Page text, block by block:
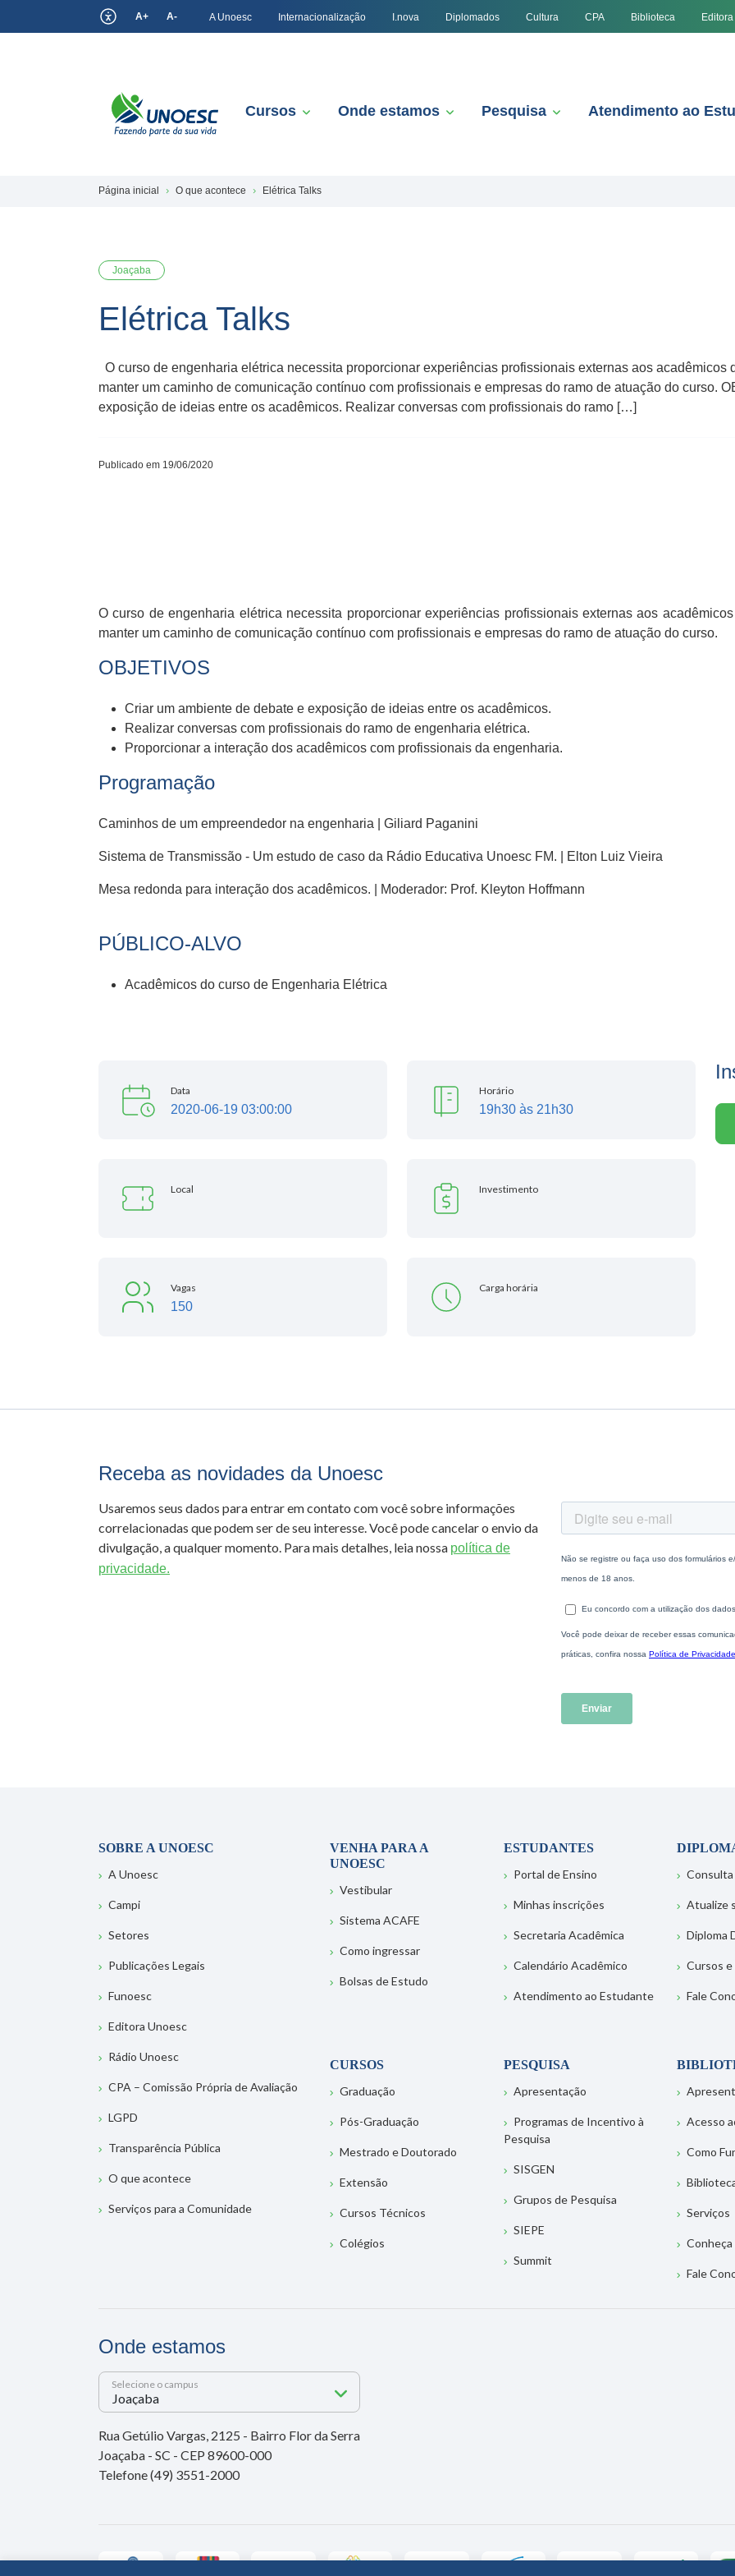
A+ A- A Unoesc Internacionalização I.nova Diplomados Cultura CPA Biblioteca Editora
Cursos Onde estamos Pesquisa Atendimento ao
Página inicial O que acontece Elétrica Talks
Joaçaba
Elétrica Talks
O curso de engenharia elétrica necessita proporcionar experiências profissionais externas aos acadêmicos
manter um caminho de comunicação contínuo com profissionais e empresas do ramo de atuação do curso.
exposição de ideias entre os acadêmicos. Realizar conversas com profissionais do ramo […]
Publicado em 19/06/2020
O curso de engenharia elétrica necessita proporcionar experiências profissionais externas aos
manter um caminho de comunicação contínuo com profissionais e empresas do ramo de atuação do curso.
OBJETIVOS
Criar um ambiente de debate e exposição de ideias entre os acadêmicos.
Realizar conversas com profissionais do ramo de engenharia elétrica.
Proporcionar a interação dos acadêmicos com profissionais da engenharia.
Programação
Caminhos de um empreendedor na engenharia | Giliard Paganini
Sistema de Transmissão - Um estudo de caso da Rádio Educativa Unoesc FM. | Elton Luiz Vieira
Mesa redonda para interação dos acadêmicos. | Moderador: Prof. Kleyton Hoffmann
PÚBLICO-ALVO
Acadêmicos do curso de Engenharia Elétrica
Data
2020-06-19 03:00:00
Horário
19h30 às 21h30
Local Investimento
Vagas
150
Carga horária
Receba as novidades da Unoesc
Usaremos seus dados para entrar em contato com você sobre informações
correlacionadas que podem ser de seu interesse. Você pode cancelar o envio da
divulgação, a qualquer momento. Para mais detalhes, leia nossa política de
privacidade.
SOBRE A UNOESC
A Unoesc
Campi
Setores
Publicações Legais
Funoesc
Editora Unoesc
Rádio Unoesc
CPA – Comissão Própria de Avaliação
LGPD
Transparência Pública
O que acontece
Serviços para a Comunidade
VENHA PARA A
UNOESC
Vestibular
Sistema ACAFE
Como ingressar
Bolsas de Estudo
ESTUDANTES
Portal de Ensino
Minhas inscrições
Secretaria Acadêmica
Calendário Acadêmico
Atendimento ao Estudante
Consulta
Atualize
Diploma
Cursos
Fale
CURSOS
Graduação
Pós-Graduação
Mestrado e Doutorado
Extensão
Cursos Técnicos
Colégios
PESQUISA
Apresentação
Programas de Incentivo à
Pesquisa
SISGEN
Grupos de Pesquisa
SIEPE
Summit
Acesso
Como
Serviços
Fale
Onde estamos
Selecione o campus
Rua Getúlio Vargas, 2125 - Bairro Flor da Serra
Joaçaba - SC - CEP 89600-000
Telefone (49) 3551-2000